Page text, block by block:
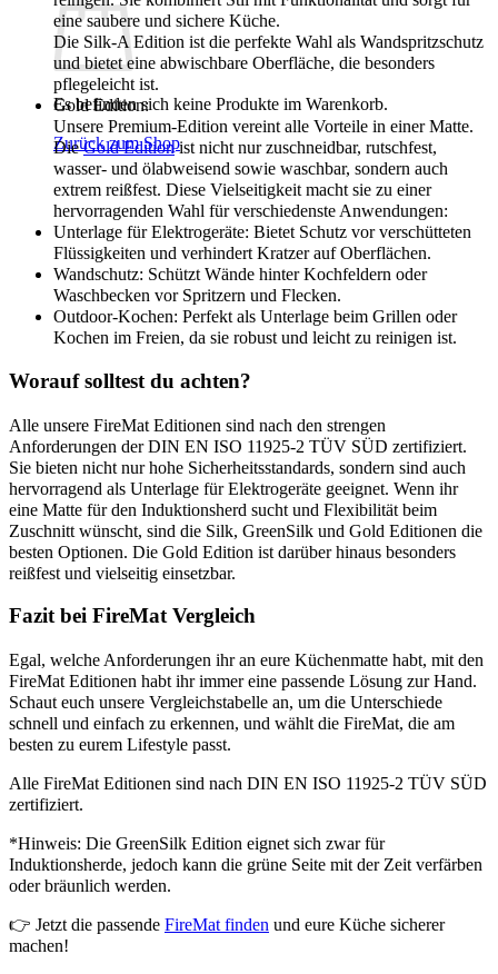
Es befinden sich keine Produkte im Warenkorb.
Zurück zum Shop
eine saubere und sichere Küche.
Die Silk-A Edition ist die perfekte Wahl als Wandspritzschutz
und bietet eine abwischbare Oberfläche, die besonders
pflegeleicht ist.
Gold Edition:
Unsere Premium-Edition vereint alle Vorteile in einer Matte.
DieGold Editionist nicht nur zuschneidbar, rutschfest,
wasser- und ölabweisend sowie waschbar, sondern auch
extrem reißfest. Diese Vielseitigkeit macht sie zu einer
hervorragenden Wahl für verschiedenste Anwendungen:
Unterlage für Elektrogeräte: Bietet Schutz vor verschütteten
Flüssigkeiten und verhindert Kratzer auf Oberflächen.
Wandschutz: Schützt Wände hinter Kochfeldern oder
Waschbecken vor Spritzern und Flecken.
Outdoor-Kochen: Perfekt als Unterlage beim Grillen oder
Kochen im Freien, da sie robust und leicht zu reinigen ist.
Worauf solltest du achten?
Alle unsere FireMat Editionen sind nach den strengen
Anforderungen der DIN EN ISO 11925-2 TÜV SÜD zertifiziert.
Sie bieten nicht nur hohe Sicherheitsstandards, sondern sind auch
hervorragend als Unterlage für Elektrogeräte geeignet. Wenn ihr
eine Matte für den Induktionsherd sucht und Flexibilität beim
Zuschnitt wünscht, sind die Silk, GreenSilk und Gold Editionen die
besten Optionen. Die Gold Edition ist darüber hinaus besonders
reißfest und vielseitig einsetzbar.
Fazitbei FireMat Vergleich
Egal, welche Anforderungen ihr an eure Küchenmatte habt, mit den
FireMat Editionen habt ihr immer eine passende Lösung zur Hand.
Schaut euch unsere Vergleichstabelle an, um die Unterschiede
schnell und einfach zu erkennen, und wählt die FireMat, die am
besten zu eurem Lifestyle passt.
Alle FireMat Editionen sind nach DIN EN ISO 11925-2 TÜV SÜD
zertifiziert.
*Hinweis: Die GreenSilk Edition eignet sich zwar für
Induktionsherde, jedoch kann die grüne Seite mit der Zeit verfärben
oder bräunlich werden.
👉 Jetzt die passende FireMat finden und eure Küche sicherer
machen!